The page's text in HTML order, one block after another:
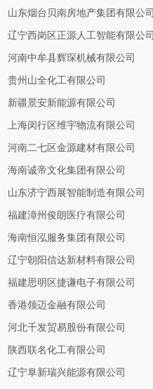
山东烟台贝南房地产集团有限公司
辽宁西岗区正源人工智能有限公司
河南中牟县辉琛机械有限公司
贵州山全化工有限公司
新疆景安新能源有限公司
上海闵行区维宇物流有限公司
河南二七区金源建材有限公司
海南诚帝文化集团有限公司
山东济宁西展智能制造有限公司
福建漳州俊朗医疗有限公司
海南恒泓服务集团有限公司
辽宁朝阳信达新材料有限公司
福建思明区捷谦电子有限公司
香港领迈金融有限公司
河北千发贸易股份有限公司
陕西联名化工有限公司
辽宁阜新瑞兴能源有限公司